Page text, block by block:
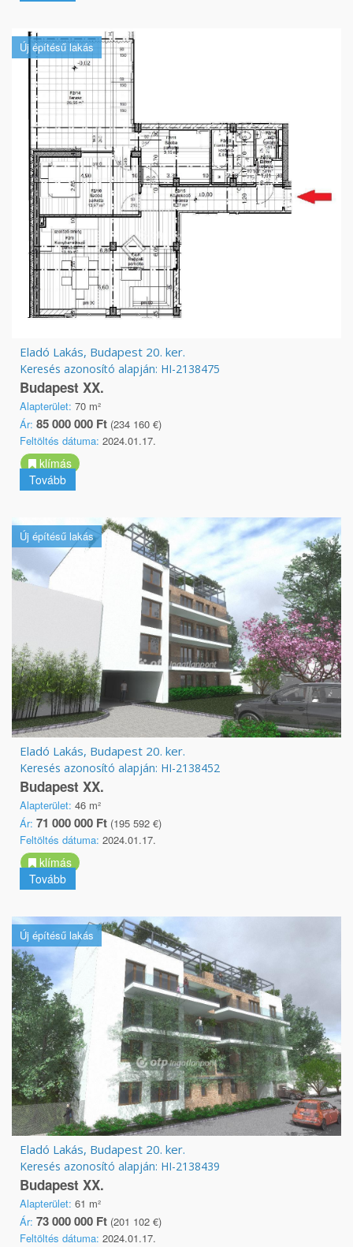
Új építésű lakás
Eladó Lakás, Budapest 20. ker.
Keresés azonosító alapján: HI-2138475
Budapest XX.
Alapterület: 70 m²
Ár: 85 000 000 Ft (234 160 €)
Feltöltés dátuma: 2024.01.17.
klímás
Tovább
Új építésű lakás
Eladó Lakás, Budapest 20. ker.
Keresés azonosító alapján: HI-2138452
Budapest XX.
Alapterület: 46 m²
Ár: 71 000 000 Ft (195 592 €)
Feltöltés dátuma: 2024.01.17.
klímás
Tovább
Új építésű lakás
Eladó Lakás, Budapest 20. ker.
Keresés azonosító alapján: HI-2138439
Budapest XX.
Alapterület: 61 m²
Ár: 73 000 000 Ft (201 102 €)
Feltöltés dátuma: 2024.01.17.